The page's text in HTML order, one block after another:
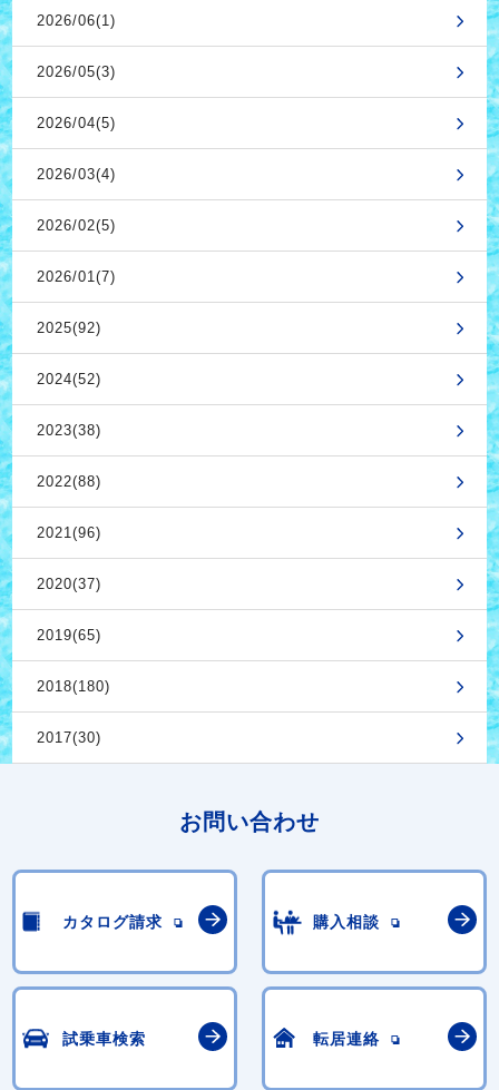
2026/06(1)
2026/05(3)
2026/04(5)
2026/03(4)
2026/02(5)
2026/01(7)
2025(92)
2024(52)
2023(38)
2022(88)
2021(96)
2020(37)
2019(65)
2018(180)
2017(30)
お問い合わせ
カタログ請求 購入相談
試乗車検索 転居連絡